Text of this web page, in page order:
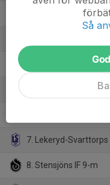
2. Egnahems BK 2
4. Ekhagens IF 2 9-m
7. Lekeryd-Svarttorps SK
8. Stensjöns IF 9-m
Så